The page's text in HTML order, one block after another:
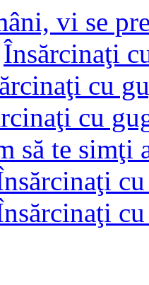
vi se
Însărcinaţi
cu
cu
să te simţi